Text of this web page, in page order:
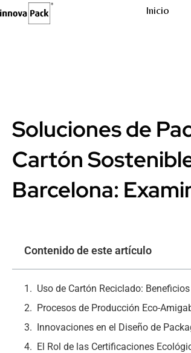
Inicio
Soluciones de
Cartón
Barcelona:
Contenido de este artículo
Uso de Cartón Reciclado:
Procesos de Producción Eco-
Innovaciones en el Diseño de
El Rol de las Certificaciones